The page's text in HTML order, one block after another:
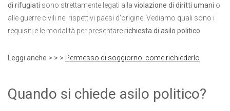
di rifugiati sono strettamente legati alla violazione di diritti umani o
alle guerre civili nei rispettivi paesi d'origine. Vediamo quali sono i
requisiti e le modalità per presentarerichiesta di asilo politico
Leggi anche > > > Permesso di soggiorno: come richiederlo
Quando si chiede asilo politico?